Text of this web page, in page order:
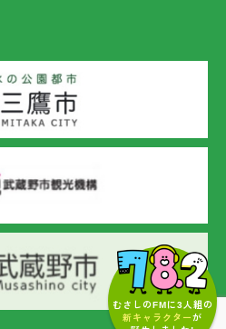
むさしのFMに3人組の
新キャラクターが